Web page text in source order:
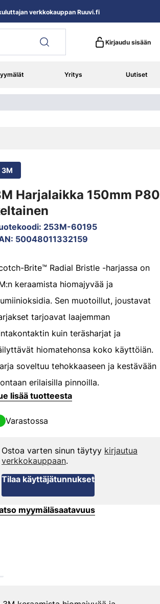
Kirjaudu sisään
Yritys Uutiset
verkkokauppan Ruuvi.fi
3M
Harjalaikka 150mm P80
: 253M-60195
: 50048011332159
Brite™ Radial Bristle -harjassa on
keraamista hiomajyvää ja
Sen muotoillut, joustavat
tarjoavat laajemman
kuin teräsharjat ja
hiomatehonsa koko käyttöiän.
soveltuu tehokkaaseen ja kestävään
erilaisilla pinnoilla.
lisää tuotteesta
Varastossa
Ostoa varten sinun täytyy kirjautua
verkkokauppaan.
Tilaa käyttäjätunnukset
myymäläsaatavuus